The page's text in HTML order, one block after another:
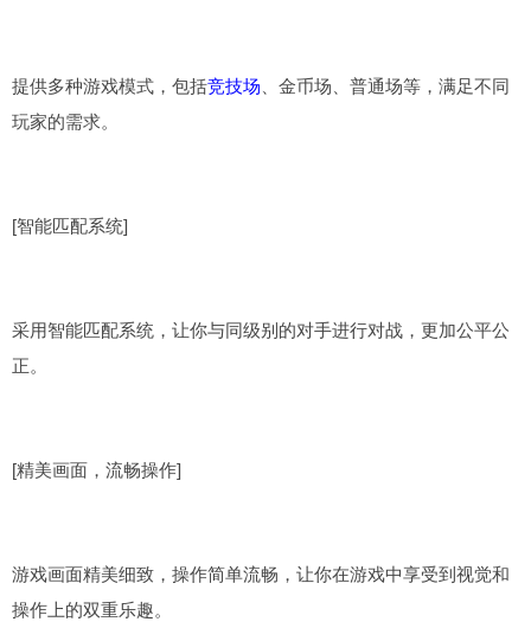
提供多种游戏模式，包括竞技场 、金币场、普通场等，满足不同
玩家的需求。
[智能匹配系统]
采用智能匹配系统，让你与同级别的对手进行对战，更加公平公
正。
[精美画面，流畅操作]
游戏画面精美细致，操作简单流畅，让你在游戏中享受到视觉和
操作上的双重乐趣。